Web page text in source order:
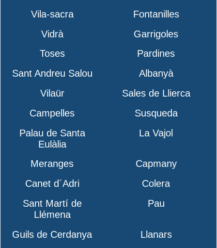
Vila-sacra
Fontanilles
Vidrà
Garrigoles
Toses
Pardines
Sant Andreu Salou
Albanyà
Vilaür
Sales de Llierca
Campelles
Susqueda
Palau de Santa
Eulàlia
La Vajol
Meranges
Capmany
Canet d´Adri
Colera
Sant Martí de
Llémena
Pau
Guils de Cerdanya
Llanars